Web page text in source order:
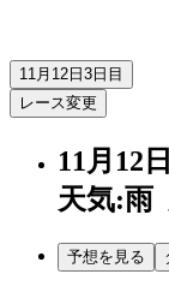
11月12日 3日目
レース変更
11月12
天気:雨
予想を見る